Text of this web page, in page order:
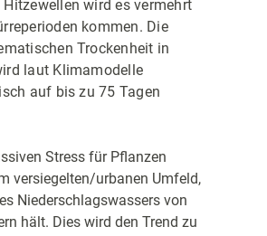
Hitzewellen wird es vermehrt
kommen. Die
Trockenheit in
laut Klimamodelle
auf bis zu 75 Tagen
Stress für Pflanzen
versiegelten/urbanen Umfeld,
Niederschlagswassers von
hält. Dies wird den Trend zu